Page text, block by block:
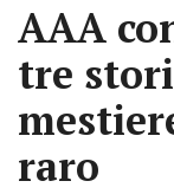
AAA
tre
raro